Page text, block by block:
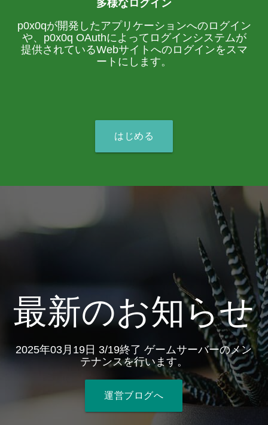
多様なログイン
p0x0qが開発したアプリケーションへのログイン
や、p0x0q OAuthによってログインシステムが
提供されているWebサイトへのログインをスマ
ートにします。
はじめる
最新のお知らせ
2025年03月19日 3/19終了 ゲームサーバーのメン
テナンスを行います。
運営ブログへ